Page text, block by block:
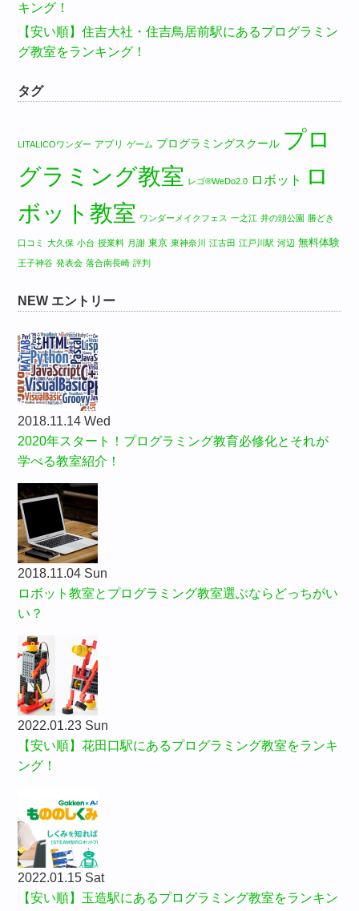
キング！
【安い順】住吉大社・住吉鳥居前駅にあるプログラミン
グ教室をランキング！
タグ
LITALICOワンダー アプリ ゲーム プログラミングスクール プロ
グラミング教室 レゴ®WeDo2.0 ロボット
ロ
ボット教室 ワンダーメイクフェス 一之江 井の頭公園 勝どき
口コミ 大久保 小台 授業料 月謝 東京 東神奈川 江古田 江戸川駅 河辺 無料体験
王子神谷 発表会 落合南長崎 評判
NEW エントリー
2018.11.14 Wed
2020年スタート！プログラミング教育必修化とそれが
学べる教室紹介！
2018.11.04 Sun
ロボット教室とプログラミング教室選ぶならどっちがい
い？
2022.01.23 Sun
【安い順】花田口駅にあるプログラミング教室をランキ
ング！
2022.01.15 Sat
【安い順】玉造駅にあるプログラミング教室をランキン